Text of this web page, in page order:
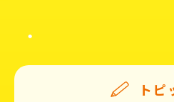
トピ